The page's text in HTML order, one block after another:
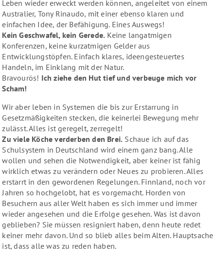
Leben wieder erweckt werden können, angeleitet von einem
Australier, Tony Rinaudo, mit einer ebenso klaren und
einfachen Idee, der Befähigung. Eines Auswegs!
Kein Geschwafel, kein Gerede. Keine langatmigen
Konferenzen, keine kurzatmigen Gelder aus
Entwicklungstöpfen. Einfach klares, ideengesteuertes
Handeln, im Einklang mit der Natur.
Bravourös! Ich ziehe den Hut tief und verbeuge mich vor
Scham!
Wir aber leben in Systemen die bis zur Erstarrung in
Gesetzmäßigkeiten stecken, die keinerlei Bewegung mehr
zulässt. Alles ist geregelt, zerregelt!
Zu viele Köche verderben den Brei. Schaue ich auf das
Schulsystem in Deutschland wird einem ganz bang. Alle
wollen und sehen die Notwendigkeit, aber keiner ist fähig
wirklich etwas zu verändern oder Neues zu probieren. Alles
erstarrt in den gewordenen Regelungen. Finnland, noch vor
Jahren so hochgelobt, hat es vorgemacht. Horden von
Besuchern aus aller Welt haben es sich immer und immer
wieder angesehen und die Erfolge gesehen. Was ist davon
geblieben? Sie müssen resigniert haben, denn heute redet
keiner mehr davon. Und so blieb alles beim Alten. Hauptsache
ist, dass alle was zu reden haben.